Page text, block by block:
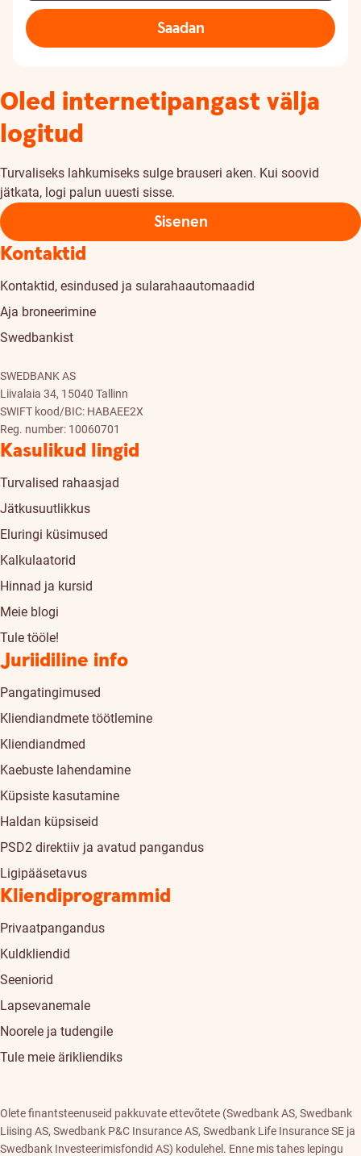
Saadan
Oled internetipangast välja
logitud
Turvaliseks lahkumiseks sulge brauseri aken. Kui soovid
jätkata, logi palun uuesti sisse.
Sisenen
Kontaktid
Kontaktid, esindused ja sularahaautomaadid
Aja broneerimine
Swedbankist
SWEDBANK AS
Liivalaia 34, 15040 Tallinn
SWIFT kood/BIC: HABAEE2X
Reg. number: 10060701
Kasulikud lingid
Turvalised rahaasjad
Jätkusuutlikkus
Eluringi küsimused
Kalkulaatorid
Hinnad ja kursid
Meie blogi
Tule tööle!
Juriidiline info
Pangatingimused
Kliendiandmete töötlemine
Kliendiandmed
Kaebuste lahendamine
Küpsiste kasutamine
Haldan küpsiseid
PSD2 direktiiv ja avatud pangandus
Ligipääsetavus
Kliendiprogrammid
Privaatpangandus
Kuldkliendid
Seeniorid
Lapsevanemale
Noorele ja tudengile
Tule meie ärikliendiks
Olete finantsteenuseid pakkuvate ettevõtete (Swedbank AS, Swedbank
Liising AS, Swedbank P&C Insurance AS, Swedbank Life Insurance SE ja
Swedbank Investeerimisfondid AS) kodulehel. Enne mis tahes lepingu